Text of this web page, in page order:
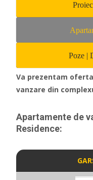
Poze |
Va prezentam
vanzare din
Apartamente de
Residence: